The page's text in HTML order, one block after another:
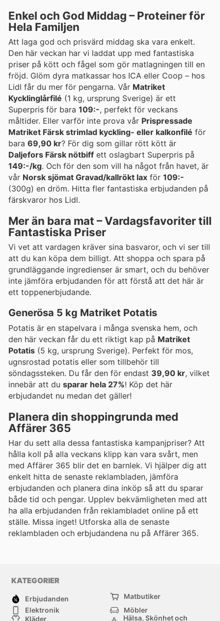
Enkel och God Middag – Proteiner för
Hela Familjen
Att laga god och prisvärd middag ska vara enkelt.
Den här veckan har vi laddat upp med fantastiska
priser på kött och fågel som gör matlagningen till en
fröjd. Glöm dyra matkassar hos ICA eller Coop – hos
Lidl får du mer för pengarna. Vår Matriket
Kycklinglårfilé (1 kg, ursprung Sverige) är ett
Superpris för bara 109:-, perfekt för veckans
måltider. Eller varför inte prova vår Prispressade
Matriket Färsk strimlad kyckling- eller kalkonfilé för
bara 69,90 kr? För dig som gillar rött kött är
Daljefors Färsk nötbiff ett oslagbart Superpris på
149:-/kg. Och för den som vill ha något från havet, är
vår Norsk sjömat Gravad/kallrökt lax för 109:-
(300g) en dröm. Hitta fler fantastiska erbjudanden på
färskvaror hos Lidl.
Mer än bara mat – Vardagsfavoriter till
Fantastiska Priser
Vi vet att vardagen kräver sina basvaror, och vi ser till
att du kan köpa dem billigt. Att shoppa och spara på
grundläggande ingredienser är smart, och du behöver
inte jämföra erbjudanden för att förstå att det här är
ett toppenerbjudande.
Generösa 5 kg Matriket Potatis
Potatis är en stapelvara i många svenska hem, och
den här veckan får du ett riktigt kap på Matriket
Potatis (5 kg, ursprung Sverige). Perfekt för mos,
ugnsrostad potatis eller som tillbehör till
söndagssteken. Du får den för endast 39,90 kr, vilket
innebär att du sparar hela 27%! Köp det här
erbjudandet nu medan det gäller!
Planera din shoppingrunda med
Affärer 365
Har du sett alla dessa fantastiska kampanjpriser? Att
hålla koll på alla veckans klipp kan vara svårt, men
med Affärer 365 blir det en barnlek. Vi hjälper dig att
enkelt hitta de senaste reklambladen, jämföra
erbjudanden och planera dina inköp så att du sparar
både tid och pengar. Upplev bekvämligheten med att
ha alla erbjudanden från reklambladet online på ett
ställe. Missa inget! Utforska alla de senaste
reklambladen och erbjudandena nu på Affärer 365.
KATEGORIER
Erbjudanden
Matbutiker
Elektronik
Möbler
Kläder
Hälsa, Skönhet och